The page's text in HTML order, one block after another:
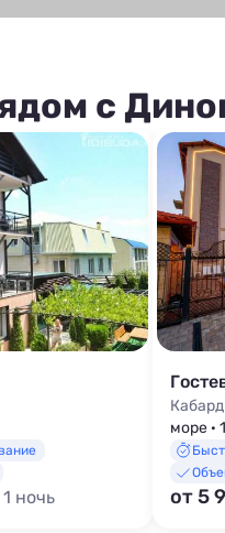
с
1 ночь
море ·
от 5